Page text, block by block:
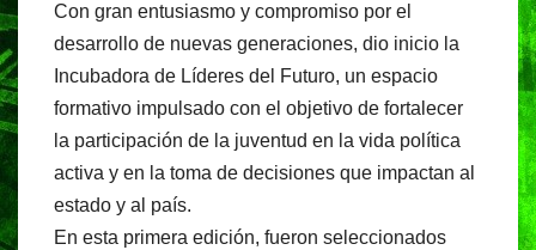
c
e
b
o
o
k
at
s
A
p
p
e
gr
a
m
t
Con gran entusiasmo y compromiso por el
desarrollo de nuevas generaciones, dio inicio la
Incubadora de Líderes del Futuro, un espacio
formativo impulsado con el objetivo de fortalecer
la participación de la juventud en la vida política
activa y en la toma de decisiones que impactan al
estado y al país.
En esta primera edición, fueron seleccionados